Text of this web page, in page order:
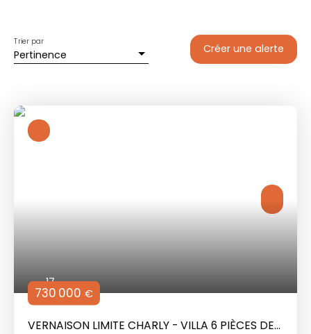
Pertinence
Trier par
Créer une alerte
17
730 000 €
VERNAISON LIMITE CHARLY - VILLA 6 PIÈCES DE